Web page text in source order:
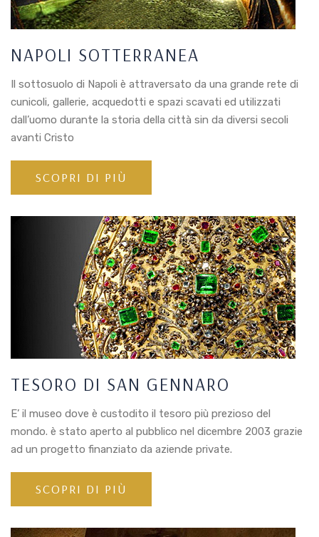
NAPOLI SOTTERRANEA
Il sottosuolo di Napoli è attraversato da una grande rete di
cunicoli, gallerie, acquedotti e spazi scavati ed utilizzati
dall’uomo durante la storia della città sin da diversi secoli
avanti Cristo
SCOPRI DI PIÙ
TESORO DI SAN GENNARO
E’ il museo dove è custodito il tesoro più prezioso del
mondo. è stato aperto al pubblico nel dicembre 2003 grazie
ad un progetto finanziato da aziende private.
SCOPRI DI PIÙ